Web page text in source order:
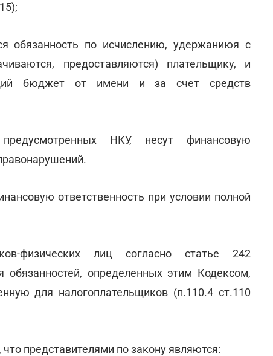
обязанность по исчислению, удержаниюя с
предоставляются) плательщику, и
бюджет от имени и за счет средств
НКУ, несут финансовую
ответственность при условии полной
физических лиц согласно статье 242
обязанностей, определенных этим Кодексом,
для налогоплательщиков (п.110.4 ст.110
представителями по закону являются: